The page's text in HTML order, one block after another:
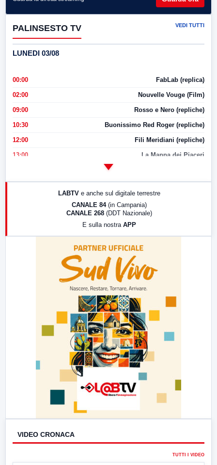
PALINSESTO TV VEDI TUTTI
LUNEDI 03/08
00:00 FabLab (replica)
02:00 Nouvelle Vouge (Film)
09:00 Rosso e Nero (repliche)
10:30 Buonissimo Red Roger (repliche)
12:00 Fili Meridiani (repliche)
13:00 La Mappa dei Piaceri
17:00 LabNews (replica)
LABTV e anche sul digitale terrestre
CANALE 84 (in Campania)
CANALE 268 (DDT Nazionale)
E sulla nostra APP
VIDEO CRONACA
TUTTI I VIDEO